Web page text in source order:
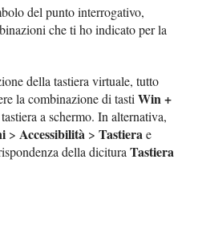
del punto interrogativo,
che ti ho indicato per la
della tastiera virtuale, tutto
la combinazione di tastiWin +
a schermo. In alternativa,
>Accessibilità >Tastierae
della dicituraTastiera